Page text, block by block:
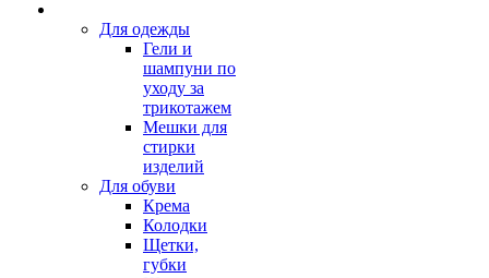
Для одежды
Гели и
шампуни по
уходу за
трикотажем
Мешки для
стирки
изделий
Для обуви
Крема
Колодки
Щетки,
губки